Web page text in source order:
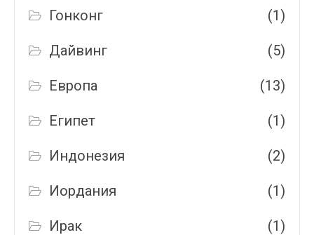
Гонконг (1)
Дайвинг (5)
Европа (13)
Египет (1)
Индонезия (2)
Иордания (1)
Ирак (1)